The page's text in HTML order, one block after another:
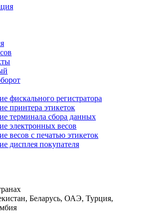
фискального регистратора
принтера этикеток
терминала сбора данных
электронных весов
весов с печатью этикеток
дисплея покупателя
Беларусь, ОАЭ, Турция,